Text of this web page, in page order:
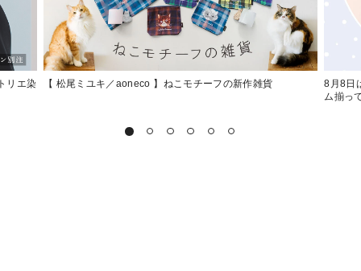
リエ染 【 松尾ミユキ／aoneco 】ねこモチーフの新作雑貨
8月8日
ム揃っ